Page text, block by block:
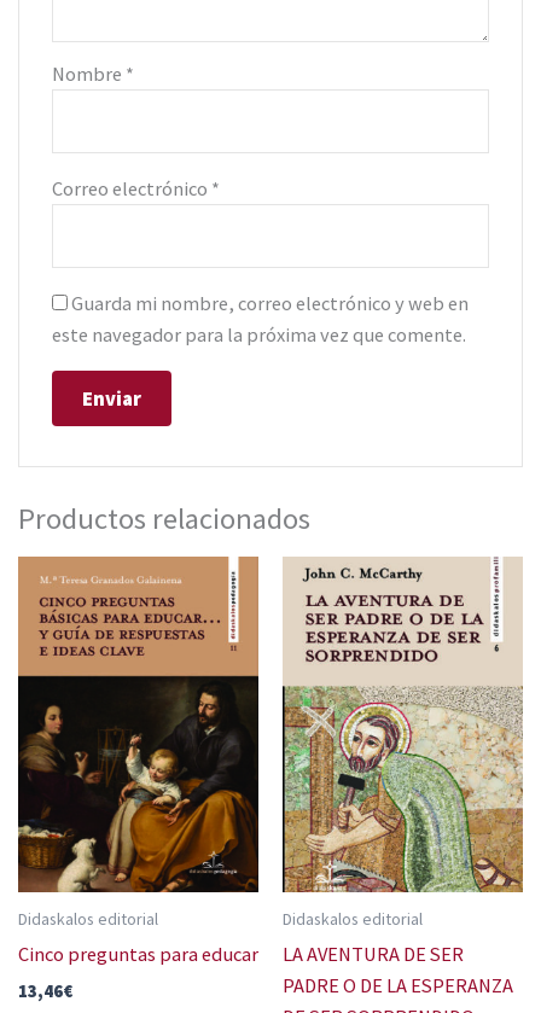
Nombre *
Correo electrónico *
Guarda mi nombre, correo electrónico y web en
este navegador para la próxima vez que comente.
Productos relacionados
Didaskalos editorial
Cinco preguntas para educar
13,46€
Didaskalos editorial
LA AVENTURA DE SER
PADRE O DE LA ESPERANZA